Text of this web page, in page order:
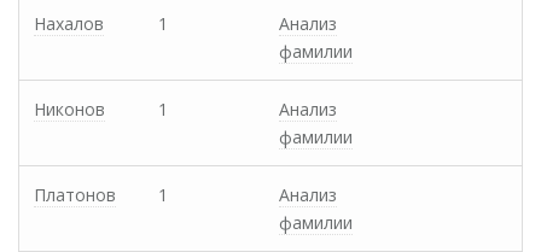
Нахалов 1
Анализ
фамилии
Никонов 1
Анализ
фамилии
Платонов 1
Анализ
фамилии